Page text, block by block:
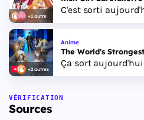
+1 autre
C'est sorti
+2 autres
Anime
The World's
Ça sort aujourd'hui
VÉRIFICATION
Sources